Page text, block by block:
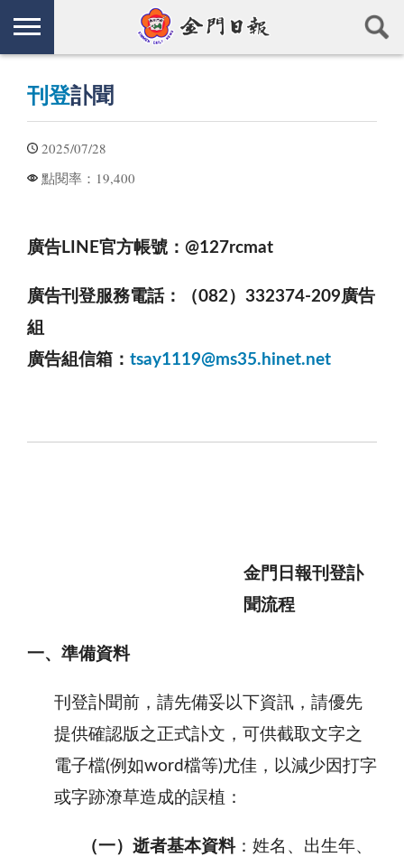
刊登訃聞
2025/07/28
點閱率： 19,400
廣告LINE官方帳號：@127rcmat
廣告刊登服務電話：（082）332374-209廣告
組
廣告組信箱： tsay1119@ms35.hinet.net
金門日報刊登訃
聞流程
一、準備資料
刊登訃聞前，請先備妥以下資訊，請優先
提供確認版之正式訃文，可供截取文字之
電子檔(例如word檔等)尤佳，以減少因打字
或字跡潦草造成的誤植：
（一）逝者基本資料：姓名、出生年、